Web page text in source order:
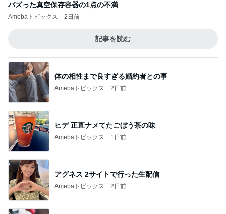
バズった真空保存容器の1点の不満
Amebaトピックス 2日前
記事を読む
体の相性まで良すぎる婚約者との事
Amebaトピックス 2日前
ヒデ 正直ナメてたごぼう茶の味
Amebaトピックス 1日前
アグネス 2サイトで行った生配信
Amebaトピックス 2日前